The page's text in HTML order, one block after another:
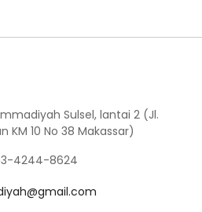
Sulsel, lantai 2 (Jl.
KM 10 No 38 Makassar)
4244-8624